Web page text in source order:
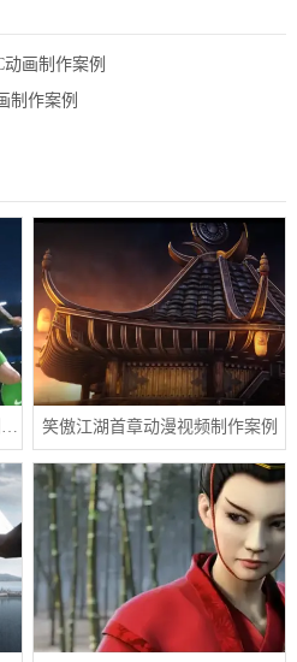
画制作案例
制作案例
《冠军中超OL》游戏CG动画制作案例 笑傲江湖首章动漫视频制作案例